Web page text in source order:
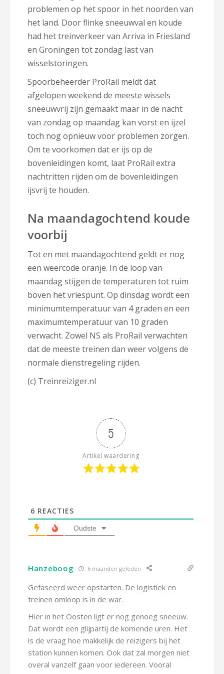
problemen op het spoor in het noorden van
het land. Door flinke sneeuwval en koude
had het treinverkeer van Arriva in Friesland
en Groningen tot zondag last van
wisselstoringen.
Spoorbeheerder ProRail meldt dat
afgelopen weekend de meeste wissels
sneeuwvrij zijn gemaakt maar in de nacht
van zondag op maandag kan vorst en ijzel
toch nog opnieuw voor problemen zorgen.
Om te voorkomen dat er ijs op de
bovenleidingen komt, laat ProRail extra
nachtritten rijden om de bovenleidingen
ijsvrij te houden.
Na maandagochtend koude
voorbij
Tot en met maandagochtend geldt er nog
een weercode oranje. In de loop van
maandag stijgen de temperaturen tot ruim
boven het vriespunt. Op dinsdag wordt een
minimumtemperatuur van 4 graden en een
maximumtemperatuur van 10 graden
verwacht. Zowel NS als ProRail verwachten
dat de meeste treinen dan weer volgens de
normale dienstregeling rijden.
(c) Treinreiziger.nl
5
Artikel waardering
6 REACTIES
Oudste
Hanzeboog 6 maanden geleden
Gefaseerd weer opstarten. De logistiek en
treinen omloop is in de war.
Hier in het Oosten ligt er nog genoeg sneeuw.
Dat wordt een glijpartij de komende uren. Het
is de vraag hoe makkelijk de reizigers bij het
station kunnen komen. Ook dat zal morgen niet
overal vanzelf gaan voor iedereen. Vooral